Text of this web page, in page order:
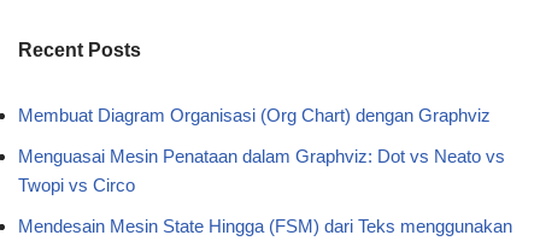
Recent Posts
Membuat Diagram Organisasi (Org Chart) dengan Graphviz
Menguasai Mesin Penataan dalam Graphviz: Dot vs Neato vs
Twopi vs Circo
Mendesain Mesin State Hingga (FSM) dari Teks menggunakan